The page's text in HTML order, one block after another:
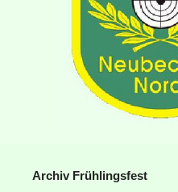
Archiv Frühlingsfest